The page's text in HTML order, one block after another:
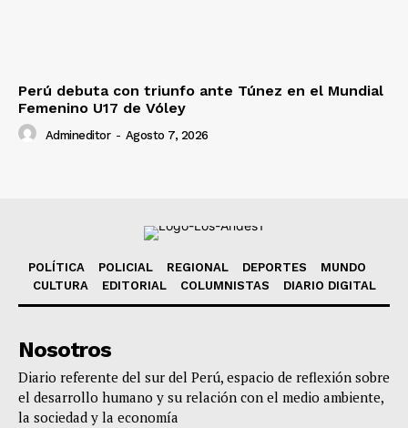
Perú debuta con triunfo ante Túnez en el Mundial
Femenino U17 de Vóley
Admineditor - Agosto 7, 2026
POLÍTICA POLICIAL REGIONAL DEPORTES
MUNDO
CULTURA
EDITORIAL COLUMNISTAS DIARIO DIGITAL
Nosotros
Diario referente del sur del Perú, espacio de reflexión sobre
el desarrollo humano y su relación con el medio ambiente,
la sociedad y la economía